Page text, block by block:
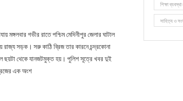
গভীর রাতে পশ্চিম মেদিনীপুর জেলার ঘাটাল
রাজ্য সড়ক। সরু কাঠি ব্রিজ তার কারনে চন্দ্রকোনা
ছয়টা থেকে যানজটমুক্ত হয়। পুলিশ সূত্রে খবর দুই
এক অংশ
শিক্ষা ব্যবস্থা
সাহিত্য ও